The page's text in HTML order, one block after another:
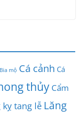
Bia mộ Cá cảnh Cá
thủy Cẩm
kỵ tang lễ Lăng